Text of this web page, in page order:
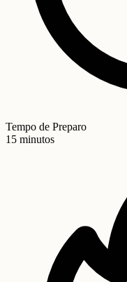
Tempo de Preparo
15 minutos